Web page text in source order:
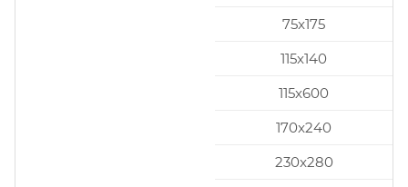
75x175
115x140
115x600
170x240
230x280